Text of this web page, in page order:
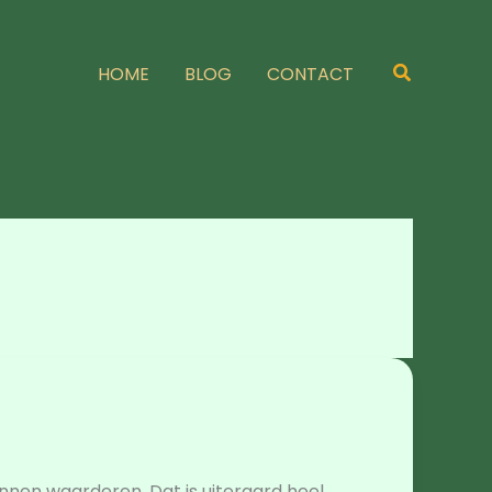
HOME BLOG CONTACT Zoeken